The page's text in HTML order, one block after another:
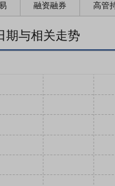
融资融券 高管
期与相关走势